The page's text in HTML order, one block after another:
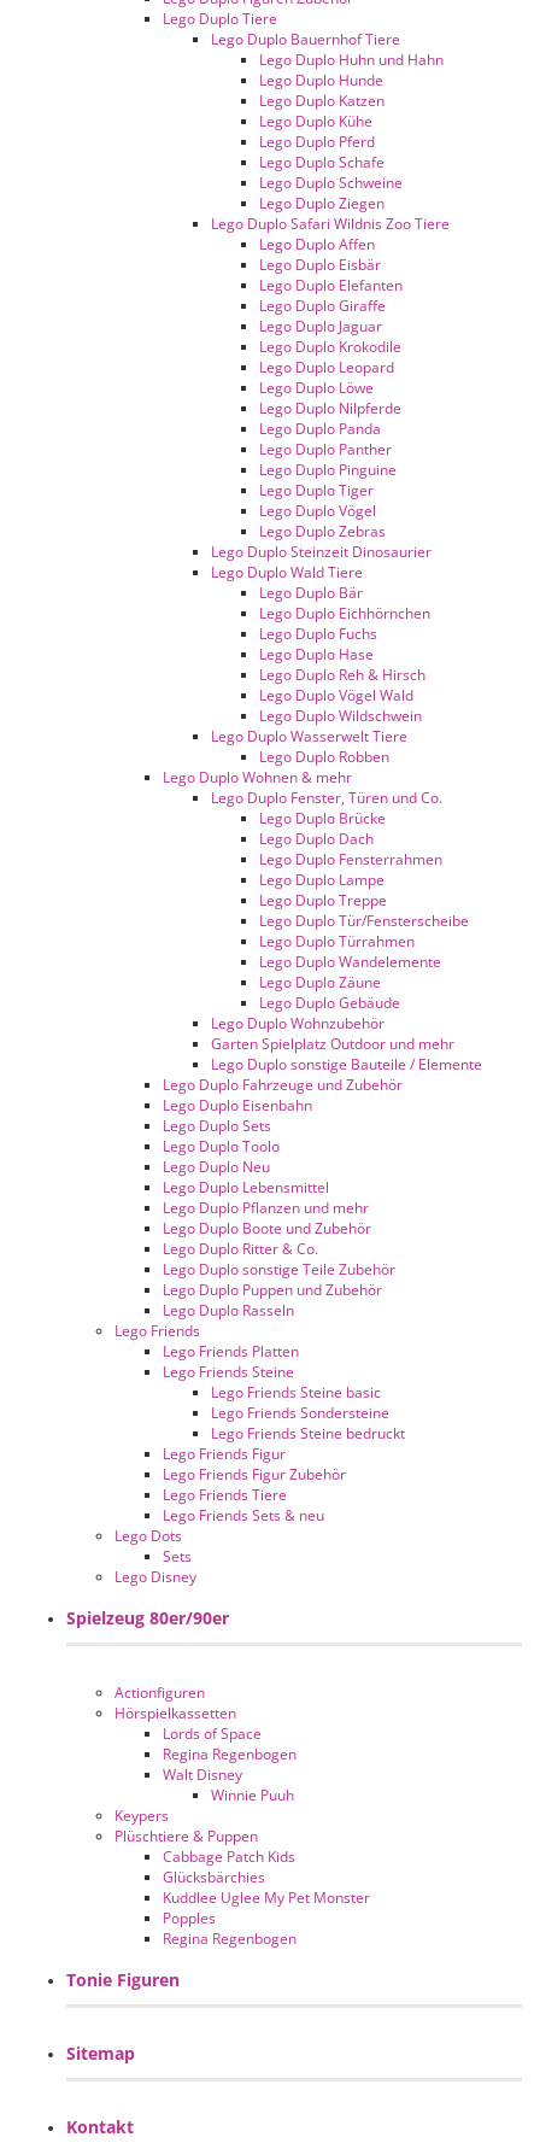
Lego Duplo Tiere
Lego Duplo Bauernhof Tiere
Lego Duplo Huhn und Hahn
Lego Duplo Hunde
Lego Duplo Katzen
Lego Duplo Kühe
Lego Duplo Pferd
Lego Duplo Schafe
Lego Duplo Schweine
Lego Duplo Ziegen
Lego Duplo Safari Wildnis Zoo Tiere
Lego Duplo Affen
Lego Duplo Eisbär
Lego Duplo Elefanten
Lego Duplo Giraffe
Lego Duplo Jaguar
Lego Duplo Krokodile
Lego Duplo Leopard
Lego Duplo Löwe
Lego Duplo Nilpferde
Lego Duplo Panda
Lego Duplo Panther
Lego Duplo Pinguine
Lego Duplo Tiger
Lego Duplo Vögel
Lego Duplo Zebras
Lego Duplo Steinzeit Dinosaurier
Lego Duplo Wald Tiere
Lego Duplo Bär
Lego Duplo Eichhörnchen
Lego Duplo Fuchs
Lego Duplo Hase
Lego Duplo Reh & Hirsch
Lego Duplo Vögel Wald
Lego Duplo Wildschwein
Lego Duplo Wasserwelt Tiere
Lego Duplo Robben
Lego Duplo Wohnen & mehr
Lego Duplo Fenster, Türen und Co.
Lego Duplo Brücke
Lego Duplo Dach
Lego Duplo Fensterrahmen
Lego Duplo Lampe
Lego Duplo Treppe
Lego Duplo Tür/Fensterscheibe
Lego Duplo Türrahmen
Lego Duplo Wandelemente
Lego Duplo Zäune
Lego Duplo Gebäude
Lego Duplo Wohnzubehör
Garten Spielplatz Outdoor und mehr
Lego Duplo sonstige Bauteile / Elemente
Lego Duplo Fahrzeuge und Zubehör
Lego Duplo Eisenbahn
Lego Duplo Sets
Lego Duplo Toolo
Lego Duplo Neu
Lego Duplo Lebensmittel
Lego Duplo Pflanzen und mehr
Lego Duplo Boote und Zubehör
Lego Duplo Ritter & Co.
Lego Duplo sonstige Teile Zubehör
Lego Duplo Puppen und Zubehör
Lego Duplo Rasseln
Lego Friends
Lego Friends Platten
Lego Friends Steine
Lego Friends Steine basic
Lego Friends Sondersteine
Lego Friends Steine bedruckt
Lego Friends Figur
Lego Friends Figur Zubehör
Lego Friends Tiere
Lego Friends Sets & neu
Lego Dots
Sets
Lego Disney
Spielzeug 80er/90er
Actionfiguren
Hörspielkassetten
Lords of Space
Regina Regenbogen
Walt Disney
Winnie Puuh
Keypers
Plüschtiere & Puppen
Cabbage Patch Kids
Glücksbärchies
Kuddlee Uglee My Pet Monster
Popples
Regina Regenbogen
Tonie Figuren
Sitemap
Kontakt